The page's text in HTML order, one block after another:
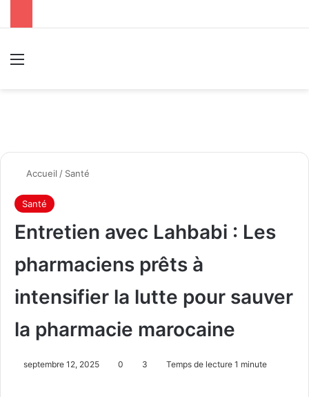
Accueil / Santé
Santé
Entretien avec Lahbabi : Les
pharmaciens prêts à
intensifier la lutte pour sauver
la pharmacie marocaine
septembre 12, 2025 0 3 Temps de lecture 1 minute